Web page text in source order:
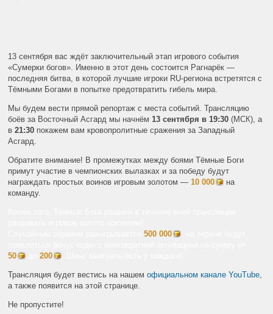
13 сентября вас ждёт заключительный этап игрового события
«Сумерки богов». Именно в этот день состоится Рагнарёк —
последняя битва, в которой лучшие игроки RU-региона встретятся с
Тёмными Богами в попытке предотвратить гибель мира.
Мы будем вести прямой репортаж с места событий. Трансляцию
боёв за Восточный Асгард мы начнём 13 сентября в 19:30 (МСК), а
в21:30 покажем вам кровопролитные сражения за Западный
Асгард.
Обратите внимание! В промежутках между боями Тёмные Боги
примут участие в чемпионских вылазках и за победу будут
награждать простых воинов игровым золотом — 10 000
на
команду.
Случайным образом разыгрывается500 000
50
до200
Трансляция будет вестись на нашемофициальном канале YouTube
а также появится на этой странице.
Не пропустите!